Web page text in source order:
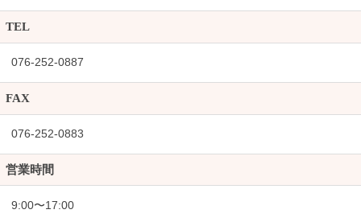
TEL
076-252-0887
FAX
076-252-0883
営業時間
9:00〜17:00